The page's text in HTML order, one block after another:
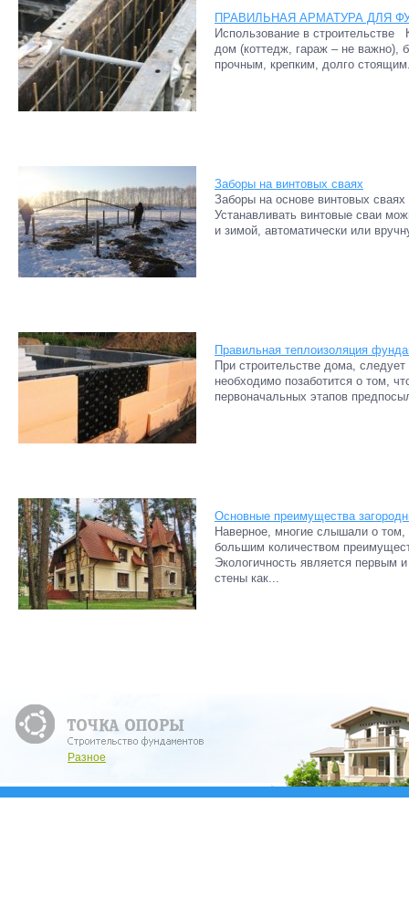
ПРАВИЛЬНАЯ АРМАТУРА ДЛЯ
Использование в строительстве
дом (коттедж, гараж – не важно),
прочным, крепким, долго
Заборы на винтовых сваях
Заборы на основе винтовых
Устанавливать винтовые сваи
и зимой, автоматически или
Правильная теплоизоляция
При строительстве дома,
необходимо позаботится о том,
первоначальных этапов
Основные преимущества
Наверное, многие слышали о
большим количеством
Экологичность является первым
стены как...
Разное